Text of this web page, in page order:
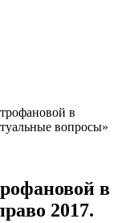
в
вопросы»
в
2017.